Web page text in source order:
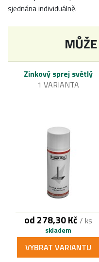
sjednána individuálně.
Zinkový sprej světlý
1 VARIANTA
od 278,30 Kč / ks
skladem
VYBRAT VARIANTU